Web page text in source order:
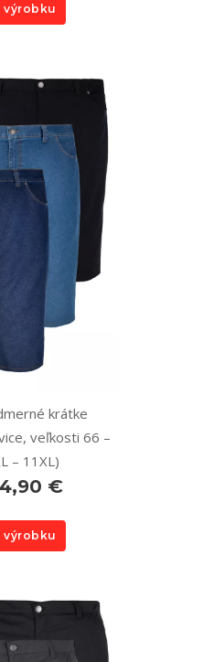
výrobku
krátke
veľkosti 66 –
– 11XL)
€
výrobku